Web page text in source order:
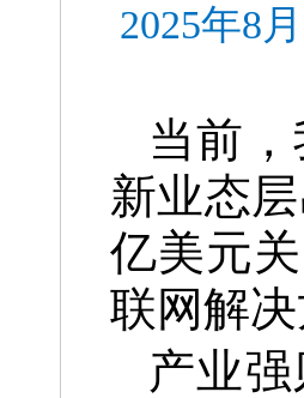
2025年8
当前
新业态
亿美元
联网解
产业